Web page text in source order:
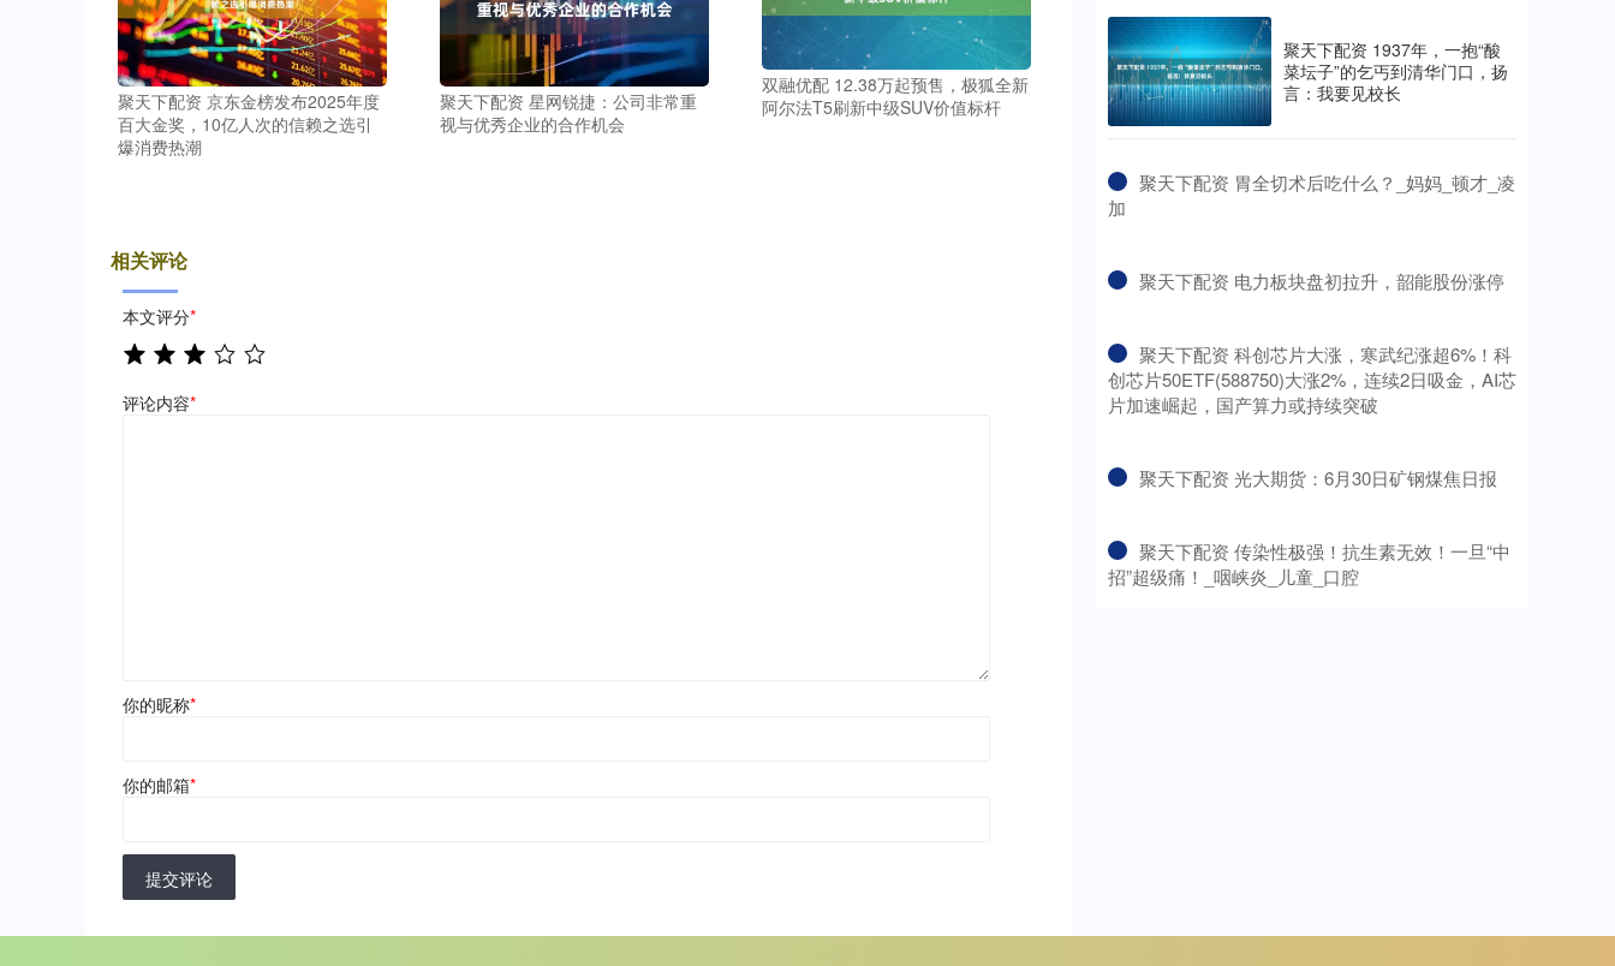
聚天下配资 京东金榜发布2025年度
百大金奖，10亿人次的信赖之选引
爆消费热潮
聚天下配资 星网锐捷：公司非常重
视与优秀企业的合作机会
双融优配 12.38万起预售，极狐全新
阿尔法T5刷新中级SUV价值标杆
相关评论
本文评分*
评论内容*
你的昵称*
你的邮箱*
提交评论
聚天下配资 1937年，一抱“酸
菜坛子”的乞丐到清华门口，扬
言：我要见校长
​聚天下配资 胃全切术后吃什么？_妈妈_顿才_凌
加
​聚天下配资 电力板块盘初拉升，韶能股份涨停
​聚天下配资 科创芯片大涨，寒武纪涨超6%！科
创芯片50ETF(588750)大涨2%，连续2日吸金，AI芯
片加速崛起，国产算力或持续突破
​聚天下配资 光大期货：6月30日矿钢煤焦日报
​聚天下配资 传染性极强！抗生素无效！一旦“中
招”超级痛！_咽峡炎_儿童_口腔